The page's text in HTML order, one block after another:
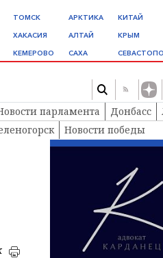
ТОМСК
ХАКАСИЯ
КЕМЕРОВО
АРКТИКА
АЛТАЙ
САХА
КИТАЙ
КРЫМ
парламента Донбасс
Новости победы